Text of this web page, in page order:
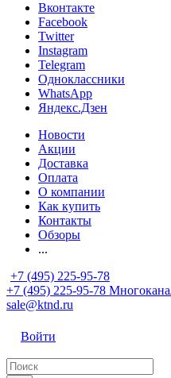
Вконтакте
Facebook
Twitter
Instagram
Telegram
Одноклассники
WhatsApp
Яндекс.Дзен
Новости
Акции
Доставка
Оплата
О компании
Как купить
Контакты
Обзоры
...
+7 (495) 225-95-78
+7 (495) 225-95-78
sale@ktnd.ru
Войти